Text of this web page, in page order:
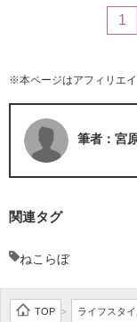
1
※本ページはアフィリエ
筆者：宮
関連タグ
ねこらぼ
TOP > ライフスタ